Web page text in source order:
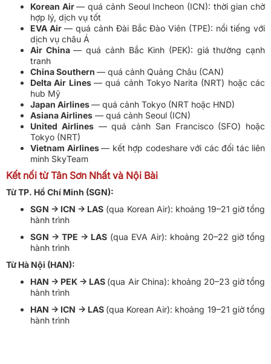
Korean Air— quá cảnh Seoul Incheon (ICN): thời gian chờ
hợp lý, dịch vụ tốt
EVA Air — quá cảnh Đài Bắc Đào Viên (TPE): nổi tiếng với
dịch vụ châu Á
Air China— quá cảnh Bắc Kinh (PEK): giá thường cạnh
tranh
China Southern — quá cảnh Quảng Châu (CAN)
Delta Air Lines — quá cảnh Tokyo Narita (NRT) hoặc các
hub Mỹ
Japan Airlines— quá cảnh Tokyo (NRT hoặc HND)
Asiana Airlines — quá cảnh Seoul (ICN)
United Airlines— quá cảnh San Francisco (SFO) hoặc
Tokyo (NRT)
Vietnam Airlines— kết hợp codeshare với các đối tác liên
minh SkyTeam
Kết nối từ Tân Sơn Nhất và Nội Bài
Từ TP. Hồ Chí Minh (SGN):
SGN → ICN → LAS (qua Korean Air): khoảng 19–21 giờ tổng
hành trình
SGN → TPE → LAS (qua EVA Air): khoảng 20–22 giờ tổng
hành trình
Từ Hà Nội (HAN):
HAN → PEK → LAS (qua Air China): khoảng 20–23 giờ tổng
hành trình
HAN → ICN → LAS (qua Korean Air): khoảng 19–21 giờ tổng
hành trình